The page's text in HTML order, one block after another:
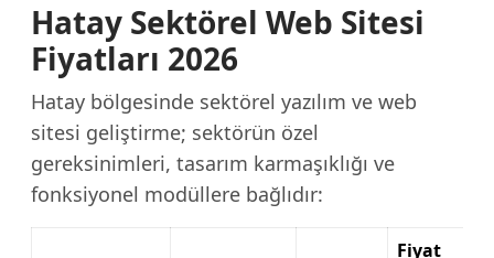
Hatay Sektörel Web Sitesi
Fiyatları 2026
Hatay bölgesinde sektörel yazılım ve web
sitesi geliştirme; sektörün özel
gereksinimleri, tasarım karmaşıklığı ve
fonksiyonel modüllere bağlıdır:
Fiyat